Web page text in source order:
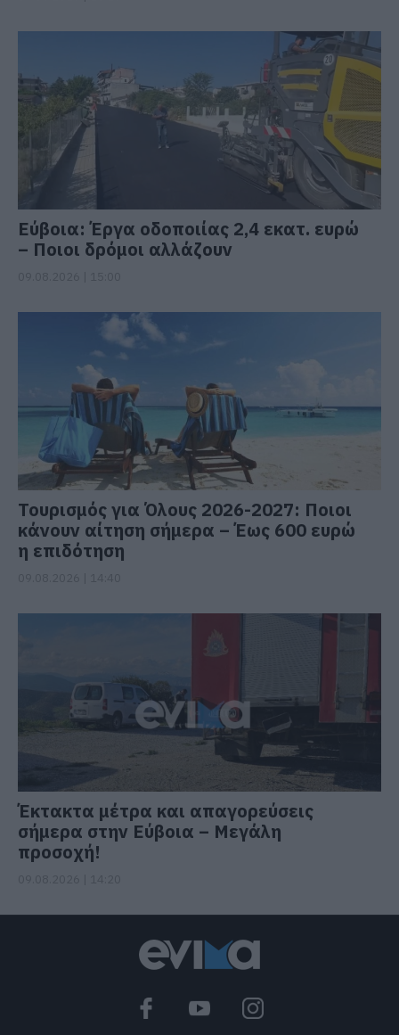
Εύβοια: Έργα οδοποιίας 2,4 εκατ. ευρώ
– Ποιοι δρόμοι αλλάζουν
Τουρισμός για Όλους 2026-2027: Ποιοι
κάνουν αίτηση σήμερα – Έως 600 ευρώ
η επιδότηση
Έκτακτα μέτρα και απαγορεύσεις
σήμερα στην Εύβοια – Μεγάλη
προσοχή!